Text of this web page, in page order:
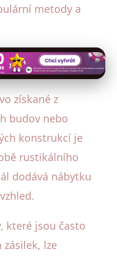
metody a
získané z
budov nebo
konstrukcí je
rustikálního
dodává nábytku
které jsou často
zásilek, lze